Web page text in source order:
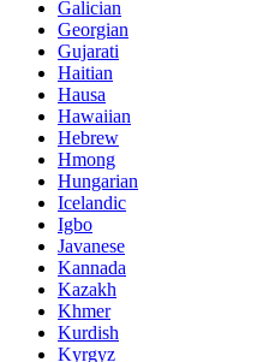
Galician
Georgian
Gujarati
Haitian
Hausa
Hawaiian
Hebrew
Hmong
Hungarian
Icelandic
Igbo
Javanese
Kannada
Kazakh
Khmer
Kurdish
Kyrgyz